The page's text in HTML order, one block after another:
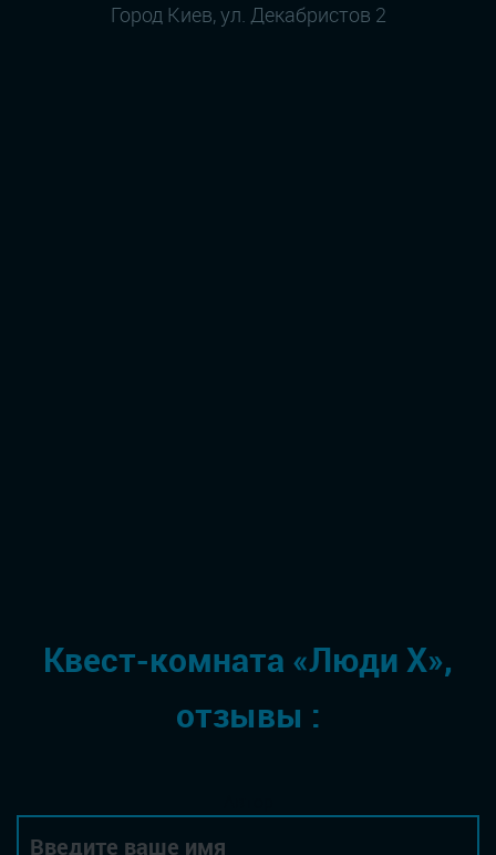
Город Киев, ул. Декабристов 2
Квест-комната «Люди Х»,
отзывы :